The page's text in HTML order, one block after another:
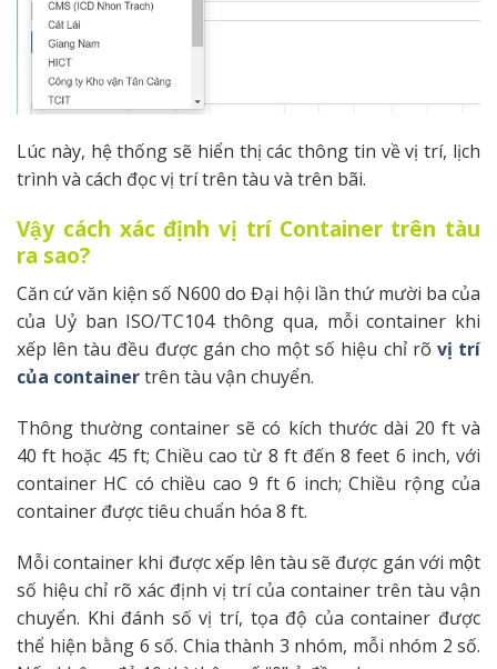
Lúc này, hệ thống sẽ hiển thị các thông tin về vị trí, lịch
trình và cách đọc vị trí trên tàu và trên bãi.
Vậy cách xác định vị trí Container trên tàu
ra sao?
Căn cứ văn kiện số N600 do Đại hội lần thứ mười ba của
của Uỷ ban ISO/TC104 thông qua, mỗi container khi
xếp lên tàu đều được gán cho một số hiệu chỉ rõ vị trí
của containertrên tàu vận chuyển.
Thông thường container sẽ có kích thước dài 20 ft và
40 ft hoặc 45 ft; Chiều cao từ 8 ft đến 8 feet 6 inch, với
container HC có chiều cao 9 ft 6 inch; Chiều rộng của
container được tiêu chuẩn hóa 8 ft.
Mỗi container khi được xếp lên tàu sẽ được gán với một
số hiệu chỉ rõ xác định vị trí của container trên tàu vận
chuyển. Khi đánh số vị trí, tọa độ của container được
thể hiện bằng 6 số. Chia thành 3 nhóm, mỗi nhóm 2 số.